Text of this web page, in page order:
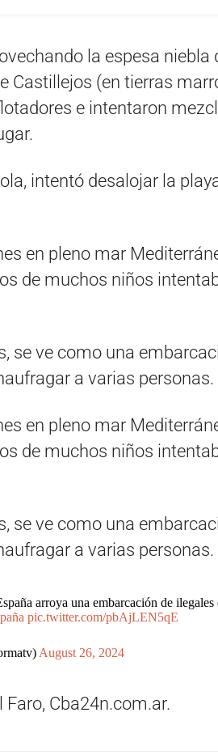
la espesa niebla
Castillejos (en tierras
e intentaron
intentó desalojar la
en pleno mar
de muchos niños
se ve como una
a varias personas.
en pleno mar
de muchos niños
se ve como una
a varias personas.
arroya una embarcación de ilegales
pic.twitter.com/pbAjLEN5qE
August 26, 2024
Cba24n.com.ar.